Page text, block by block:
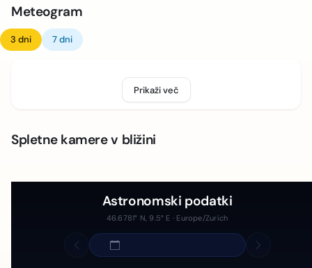
Meteogram
3 dni 7 dni
Prikaži več
Spletne kamere v bližini
Astronomski podatki
46.6781° N, 9.5° E · Europe/Zurich